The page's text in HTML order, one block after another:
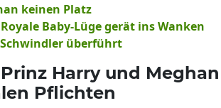
keinen Platz
Baby-Lüge gerät ins Wanken
überführt
Harry und Meghan
Pflichten